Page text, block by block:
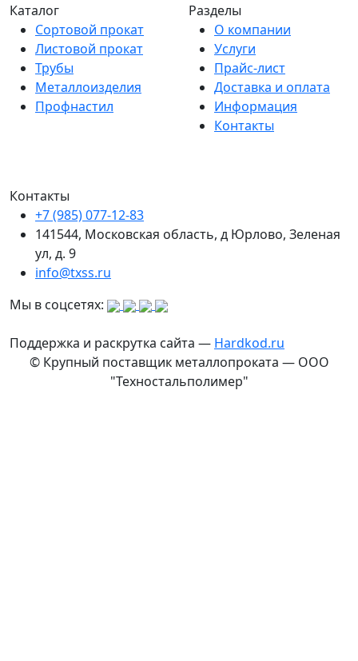
Каталог
Сортовой прокат
Листовой прокат
Трубы
Металлоизделия
Профнастил
Разделы
О компании
Услуги
Прайс-лист
Доставка и оплата
Информация
Контакты
Контакты
+7 (985) 077-12-83
141544, Московская область, д Юрлово, Зеленая
ул, д. 9
info@txss.ru
Мы в соцсетях:
Поддержка и раскрутка сайта — Hardkod.ru
© Крупный поставщик металлопроката — ООО
"Техностальполимер"